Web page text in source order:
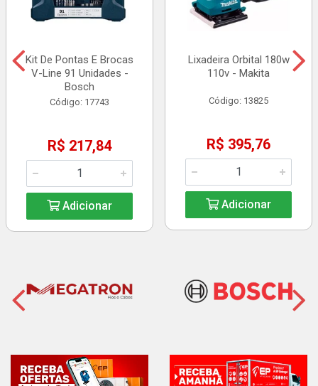
Kit De Pontas E Brocas
V-Line 91 Unidades -
Bosch
Código: 17743
R$ 217,84
Adicionar
Lixadeira Orbital 180w
110v - Makita
Código: 13825
R$ 395,76
Adicionar